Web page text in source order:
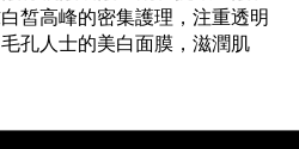
皙高峰的密集護理，注重透明
孔人士的美白面膜，滋潤肌